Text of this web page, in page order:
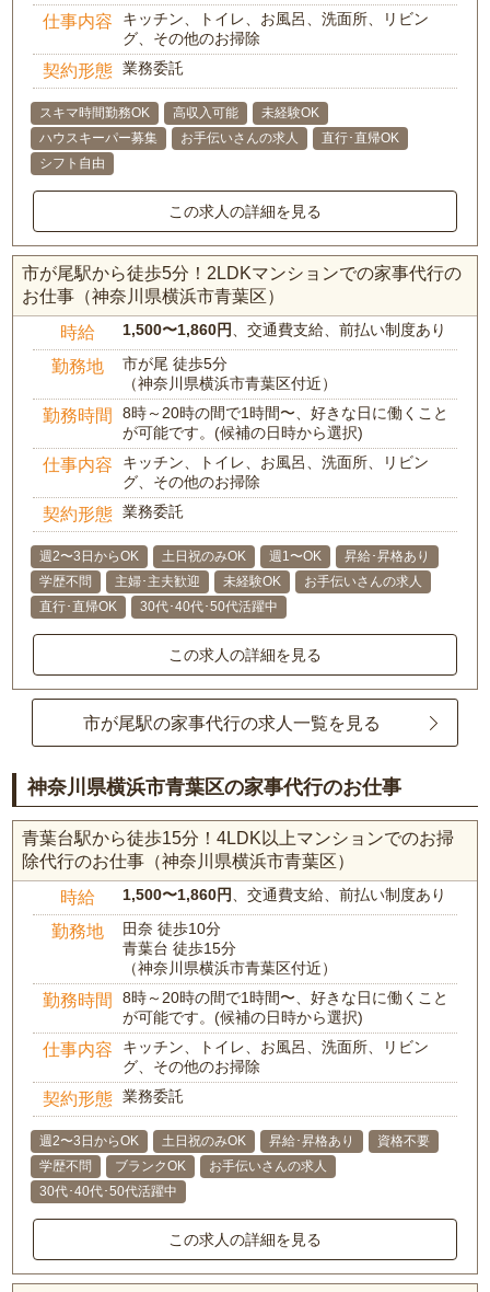
仕事内容
キッチン、トイレ、お風呂、洗面所、リビン
グ、その他のお掃除
契約形態 業務委託
スキマ時間勤務OK 高収入可能
未経験OK
ハウスキーパー募集
お手伝いさんの求人
直行･直帰OK
シフト自由
この求人の詳細を見る
市が尾駅から徒歩5分！2LDKマンションでの家事代行の
お仕事（神奈川県横浜市青葉区）
時給 1,500〜1,860円、交通費支給、前払い制度あり
勤務地
市が尾 徒歩5分
（神奈川県横浜市青葉区付近）
勤務時間
8時～20時の間で1時間〜、好きな日に働くこと
が可能です。(候補の日時から選択)
仕事内容
キッチン、トイレ、お風呂、洗面所、リビン
グ、その他のお掃除
契約形態 業務委託
週2〜3日からOK 土日祝のみOK 週1〜OK
昇給･昇格あり
学歴不問
主婦･主夫歓迎 未経験OK
お手伝いさんの求人
直行･直帰OK
30代･40代･50代活躍中
この求人の詳細を見る
市が尾駅の家事代行の求人一覧を見る
神奈川県横浜市青葉区の家事代行のお仕事
青葉台駅から徒歩15分！4LDK以上マンションでのお掃
除代行のお仕事（神奈川県横浜市青葉区）
時給 1,500〜1,860円 、交通費支給、前払い制度あり
勤務地
田奈 徒歩10分
青葉台 徒歩15分
（神奈川県横浜市青葉区付近）
勤務時間
8時～20時の間で1時間〜、好きな日に働くこと
が可能です。(候補の日時から選択)
仕事内容
キッチン、トイレ、お風呂、洗面所、リビン
グ、その他のお掃除
契約形態 業務委託
週2〜3日からOK 土日祝のみOK 昇給･昇格あり
資格不要
学歴不問
ブランクOK
お手伝いさんの求人
30代･40代･50代活躍中
この求人の詳細を見る